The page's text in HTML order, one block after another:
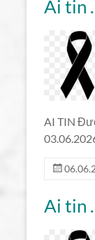
Ai
AI TIN
Ai